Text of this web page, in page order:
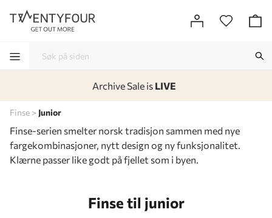
Finse Junior
Finse-serien smelter norsk tradisjon sammen med nye
fargekombinasjoner, nytt design og ny funksjonalitet.
Klærne passer like godt på fjellet som i byen.
Finse til junior
Archive Sale is LIVE
-
-
-
-